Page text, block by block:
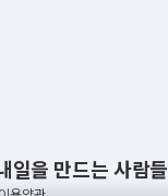
일을 만드는 사람들